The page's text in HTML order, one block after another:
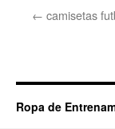
← camisetas
Ropa de